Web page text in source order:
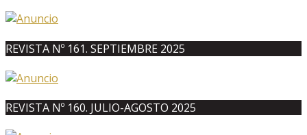
REVISTA Nº 161. SEPTIEMBRE 2025
REVISTA Nº 160. JULIO-AGOSTO 2025